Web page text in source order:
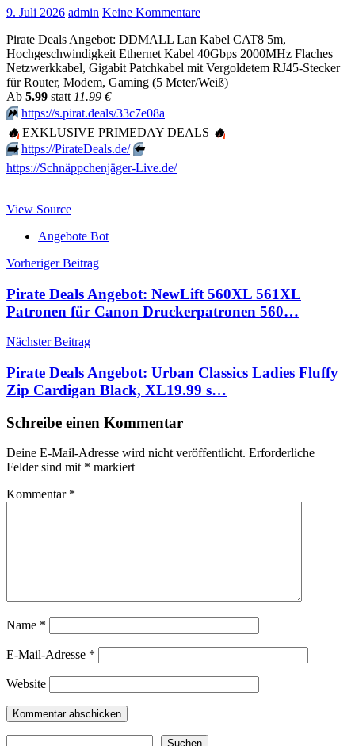
9. Juli 2026 admin Keine Kommentare
Pirate Deals Angebot: DDMALL Lan Kabel CAT8 5m,
Hochgeschwindigkeit Ethernet Kabel 40Gbps 2000MHz Flaches
Netzwerkkabel, Gigabit Patchkabel mit Vergoldetem RJ45-Stecker
für Router, Modem, Gaming (5 Meter/Weiß)
Аb 5.99 statt 11.99 €
⏩️ https://s.pirat.deals/33c7e08a
🔥 EXKLUSIVE PRIMEDAY DEALS 🔥
➡️ https://PirateDeals.de/ ⬅️
https://Schnäppchenjäger-Live.de/
View Source
Angebote Bot
Beitragsnavigation
Vorheriger Beitrag
Pirate Deals Angebot: NewLift 560XL 561XL
Patronen für Canon Druckerpatronen 560…
Nächster Beitrag
Pirate Deals Angebot: Urban Classics Ladies Fluffy
Zip Cardigan Black, XL19.99 s…
Schreibe einen Kommentar
Deine E-Mail-Adresse wird nicht veröffentlicht. Erforderliche
Felder sind mit * markiert
Kommentar *
Name *
E-Mail-Adresse *
Website
Suchen